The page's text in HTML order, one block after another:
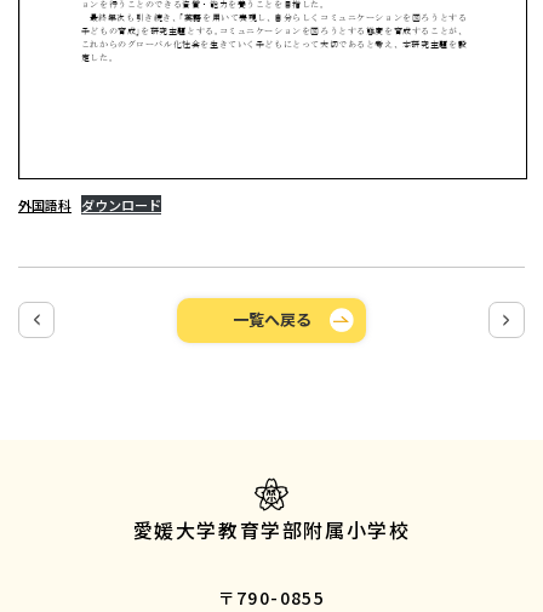
外国語科 ダウンロード
一覧へ戻る
愛媛大学教育学部附属小学校
〒790-0855